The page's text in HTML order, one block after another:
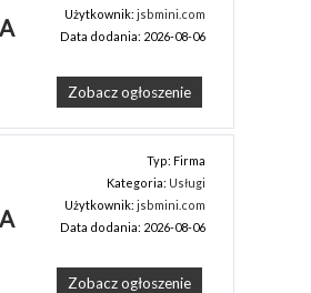
Użytkownik:jsbmini.com
Data dodania: 2026-08-06
Zobacz ogłoszenie
Typ: Firma
Kategoria: Usługi
Użytkownik:jsbmini.com
Data dodania: 2026-08-06
Zobacz ogłoszenie